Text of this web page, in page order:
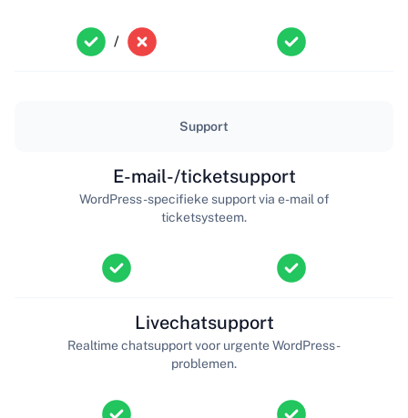
/
Support
E-mail-/ticketsupport
WordPress-specifieke support via e-mail of
ticketsysteem.
Livechatsupport
Realtime chatsupport voor urgente WordPress-
problemen.